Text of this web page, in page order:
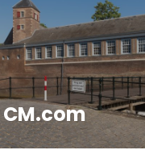
CM.com